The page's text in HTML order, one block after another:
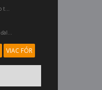
t...
VIAC FÓR